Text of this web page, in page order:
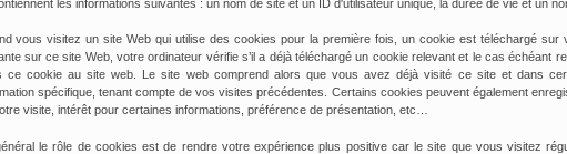
les informations suivantes : un nom de site et un ID d'utilisateur unique, la durée de vie et un
vous visitez un site Web qui utilise des cookies pour la première fois, un cookie est téléchargé sur
sur ce site Web, votre ordinateur vérifie s’il a déjà téléchargé un cookie relevant et le cas échéant
ce cookie au site web. Le site web comprend alors que vous avez déjà visité ce site et dans
spécifique, tenant compte de vos visites précédentes. Certains cookies peuvent également
visite, intérêt pour certaines informations, préférence de présentation, etc…
le rôle de cookies est de rendre votre expérience plus positive car le site que vous visitez